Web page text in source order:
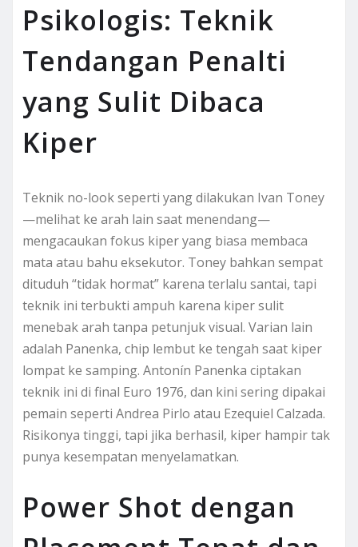
Psikologis: Teknik
Tendangan Penalti
yang Sulit Dibaca
Kiper
Teknik no-look seperti yang dilakukan Ivan Toney
—melihat ke arah lain saat menendang—
mengacaukan fokus kiper yang biasa membaca
mata atau bahu eksekutor. Toney bahkan sempat
dituduh “tidak hormat” karena terlalu santai, tapi
teknik ini terbukti ampuh karena kiper sulit
menebak arah tanpa petunjuk visual. Varian lain
adalah Panenka, chip lembut ke tengah saat kiper
lompat ke samping. Antonín Panenka ciptakan
teknik ini di final Euro 1976, dan kini sering dipakai
pemain seperti Andrea Pirlo atau Ezequiel Calzada.
Risikonya tinggi, tapi jika berhasil, kiper hampir tak
punya kesempatan menyelamatkan.
Power Shot dengan